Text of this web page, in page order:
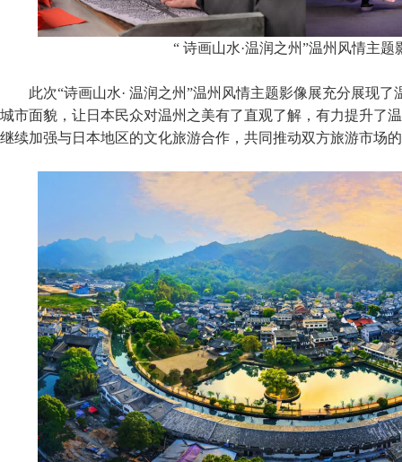
“ 诗画山水·温润之州”温州风情主题
此次“诗画山水· 温润之州”温州风情主题影像展充分展现
城市面貌，让日本民众对温州之美有了直观了解，有力提升了
继续加强与日本地区的文化旅游合作，共同推动双方旅游市场